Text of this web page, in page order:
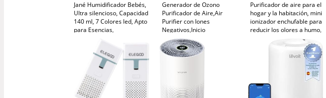
Jané Humidificador Bebés,
Ultra silencioso, Capacidad
140 ml, 7 Colores led, Apto
para Esencias,
Generador de Ozono
Purificador de Aire,Air
Purifier con Iones
Negativos,Inicio
Desodorizando
Esterilizador de Ozono Para
BañO,con Casa Nueva,con
Cables,Blanco
Purificador de aire para el
hogar y la habitación, mini
ionizador enchufable para
reducir los olores a humo,
animales y zapatos,
purificador de aire de iones
negativos para la oficina y